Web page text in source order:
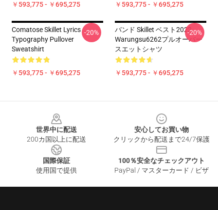
￥593,775 - ￥695,275 ￥593,775 - ￥695,275
Comatose Skillet Lyrics
Typography Pullover
Sweatshirt
￥593,775 - ￥695,275
-20%
バンド Skillet ベスト2022
Warungsu6262プルオーバー
スエットシャツ
￥593,775 - ￥695,275
-20%
世界中に配送
200カ国以上に配送
安心してお買い物
クリックから配送まで24/7保護
国際保証
使用国で提供
100％安全なチェックアウト
PayPal / マスターカード / ビザ